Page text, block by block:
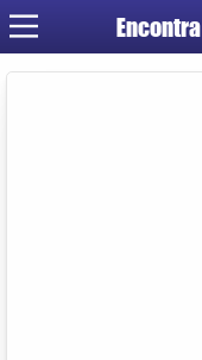
Encontra